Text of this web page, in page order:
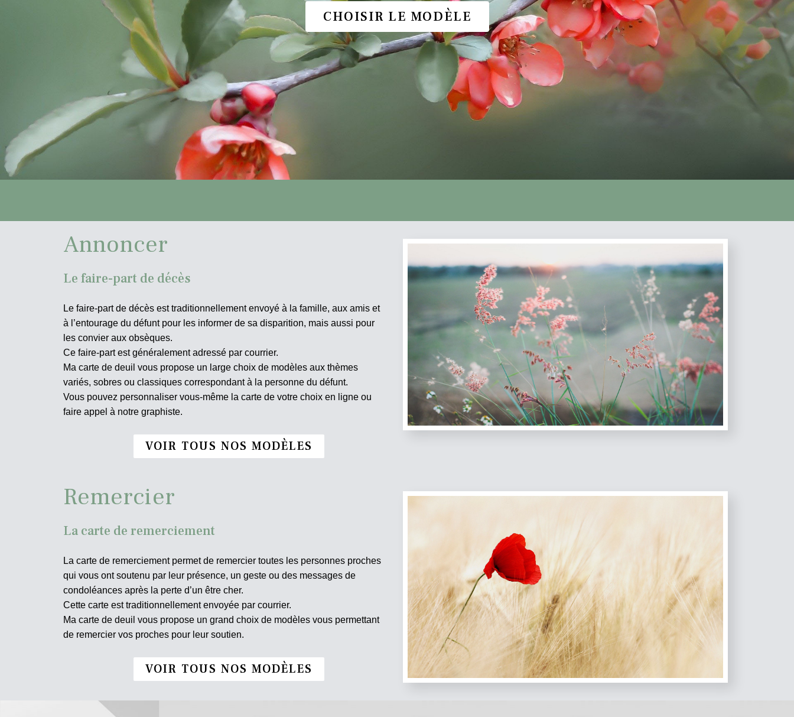
CHOISIR LE MODÈLE
Annoncer
Le faire-part de décès
Le faire-part de décès est traditionnellement envoyé à la famille, aux amis et
à l’entourage du défunt pour les informer de sa disparition, mais aussi pour
les convier aux obsèques.
Ce faire-part est généralement adressé par courrier.
Ma carte de deuil vous propose un large choix de modèles aux thèmes
variés, sobres ou classiques correspondant à la personne du défunt.
Vous pouvez personnaliser vous-même la carte de votre choix en ligne ou
faire appel à notre graphiste.
VOIR TOUS NOS MODÈLES
Remercier
La carte de remerciement
La carte de remerciement permet de remercier toutes les personnes proches
qui vous ont soutenu par leur présence, un geste ou des messages de
condoléances après la perte d’un être cher.
Cette carte est traditionnellement envoyée par courrier.
Ma carte de deuil vous propose un grand choix de modèles vous permettant
de remercier vos proches pour leur soutien.
VOIR TOUS NOS MODÈLES